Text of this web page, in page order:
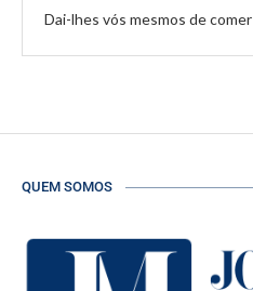
Dai-lhes vós mesmos de comer
QUEM SOMOS